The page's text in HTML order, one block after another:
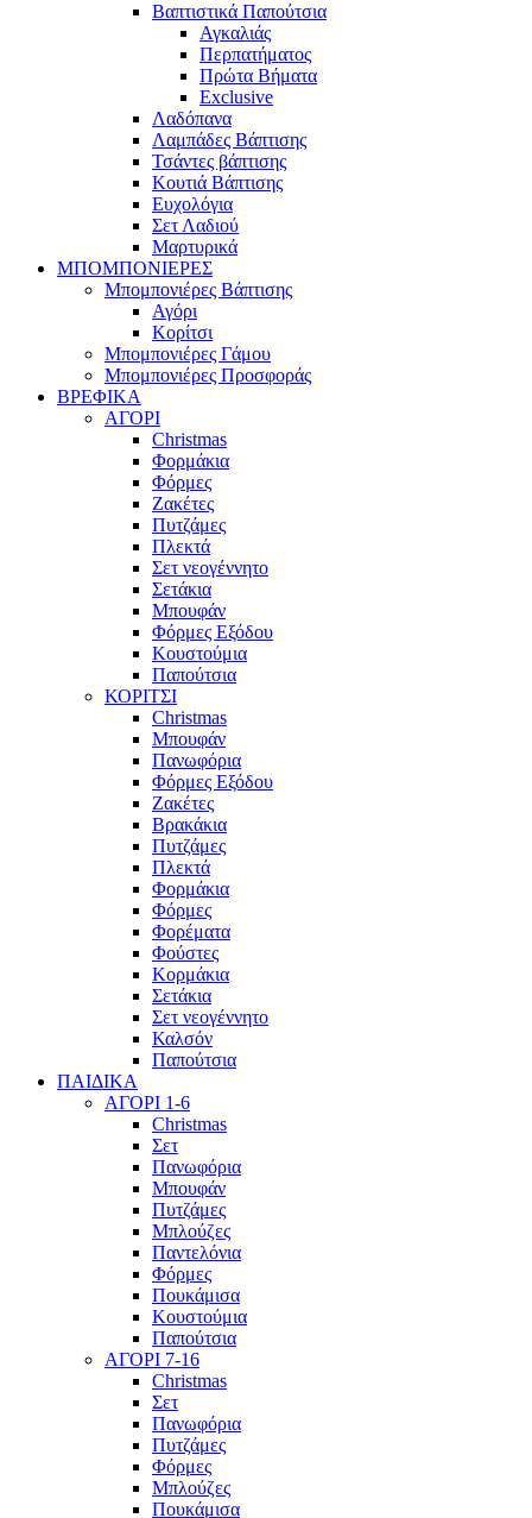
Βαπτιστικά Παπούτσια
Αγκαλιάς
Περπατήματος
Πρώτα Βήματα
Exclusive
Λαδόπανα
Λαμπάδες Βάπτισης
Τσάντες βάπτισης
Κουτιά Βάπτισης
Ευχολόγια
Σετ Λαδιού
Μαρτυρικά
ΜΠΟΜΠΟΝΙΕΡΕΣ
Μπομπονιέρες Βάπτισης
Αγόρι
Κορίτσι
Μπομπονιέρες Γάμου
Μπομπονιέρες Προσφοράς
ΒΡΕΦΙΚΑ
ΑΓΟΡΙ
Christmas
Φορμάκια
Φόρμες
Ζακέτες
Πυτζάμες
Πλεκτά
Σετ νεογέννητο
Σετάκια
Μπουφάν
Φόρμες Εξόδου
Κουστούμια
Παπούτσια
ΚΟΡΙΤΣΙ
Christmas
Μπουφάν
Πανωφόρια
Φόρμες Εξόδου
Ζακέτες
Βρακάκια
Πυτζάμες
Πλεκτά
Φορμάκια
Φόρμες
Φορέματα
Φούστες
Κορμάκια
Σετάκια
Σετ νεογέννητο
Καλσόν
Παπούτσια
ΠΑΙΔΙΚΑ
ΑΓΟΡΙ 1-6
Christmas
Σετ
Πανωφόρια
Μπουφάν
Πυτζάμες
Μπλούζες
Παντελόνια
Φόρμες
Πουκάμισα
Κουστούμια
Παπούτσια
ΑΓΟΡΙ 7-16
Christmas
Σετ
Πανωφόρια
Πυτζάμες
Φόρμες
Μπλούζες
Πουκάμισα